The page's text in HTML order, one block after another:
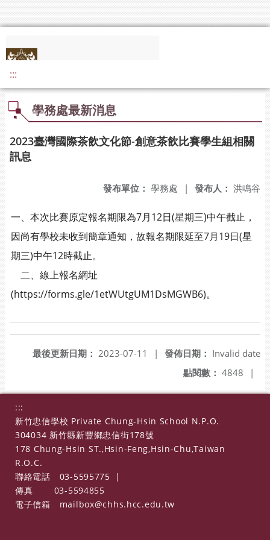
:::
學務處最新消息
2023臺灣國際茶飲文化節-創意茶飲比賽學生組相關
訊息
發布人： 洪鳴谷
發布單位： 學務處 |
一、本次比賽原定報名期限為7月12日(星期三)中午截止，
因尚有學校未收到簡章通知，故報名期限延至7月19日(星
期三)中午12時截止。
二、線上報名網址
(https://forms.gle/1etWUtgUM1DsMGWB6)。
發佈日期： Invalid date
最後更新日期： 2023-07-11
|
點閱數： 4848 |
:::
新竹忠信學校 Private Chung-Hsin School N.P.O.
304034 新竹縣新豐鄉忠信街178號
178 Chung-Hsin ST.,Hsin-Feng,Hsin-Chu,Taiwan
R.O.C.
聯絡電話
03-5595775
|
傳真
03-5594855
電子信箱
mailbox@chhs.hcc.edu.tw